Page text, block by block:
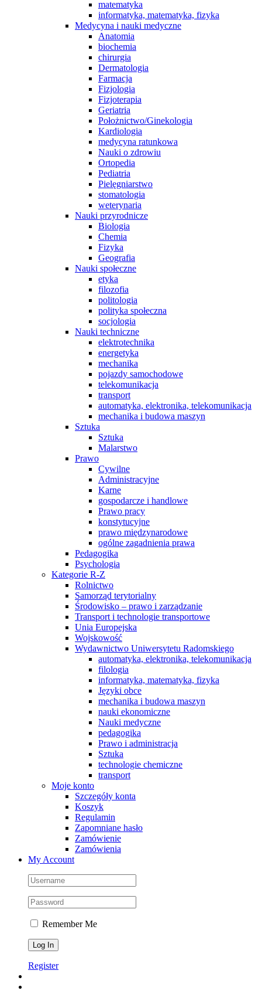
matematyka
informatyka, matematyka, fizyka
Medycyna i nauki medyczne
Anatomia
biochemia
chirurgia
Dermatologia
Farmacja
Fizjologia
Fizjoterapia
Geriatria
Położnictwo/Ginekologia
Kardiologia
medycyna ratunkowa
Nauki o zdrowiu
Ortopedia
Pediatria
Pielęgniarstwo
stomatologia
weterynaria
Nauki przyrodnicze
Biologia
Chemia
Fizyka
Geografia
Nauki społeczne
etyka
filozofia
politologia
polityka społeczna
socjologia
Nauki techniczne
elektrotechnika
energetyka
mechanika
pojazdy samochodowe
telekomunikacja
transport
automatyka, elektronika, telekomunikacja
mechanika i budowa maszyn
Sztuka
Sztuka
Malarstwo
Prawo
Cywilne
Administracyjne
Karne
gospodarcze i handlowe
Prawo pracy
konstytucyjne
prawo międzynarodowe
ogólne zagadnienia prawa
Pedagogika
Psychologia
Kategorie R-Z
Rolnictwo
Samorząd terytorialny
Środowisko – prawo i zarządzanie
Transport i technologie transportowe
Unia Europejska
Wojskowość
Wydawnictwo Uniwersytetu Radomskiego
automatyka, elektronika, telekomunikacja
filologia
informatyka, matematyka, fizyka
Języki obce
mechanika i budowa maszyn
nauki ekonomiczne
Nauki medyczne
pedagogika
Prawo i administracja
Sztuka
technologie chemiczne
transport
Moje konto
Szczegóły konta
Koszyk
Regulamin
Zapomniane hasło
Zamówienie
Zamówienia
My Account
Remember Me
Register